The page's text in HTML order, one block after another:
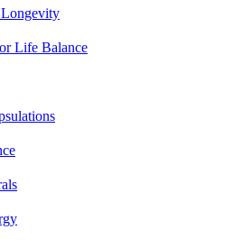
Life Balance